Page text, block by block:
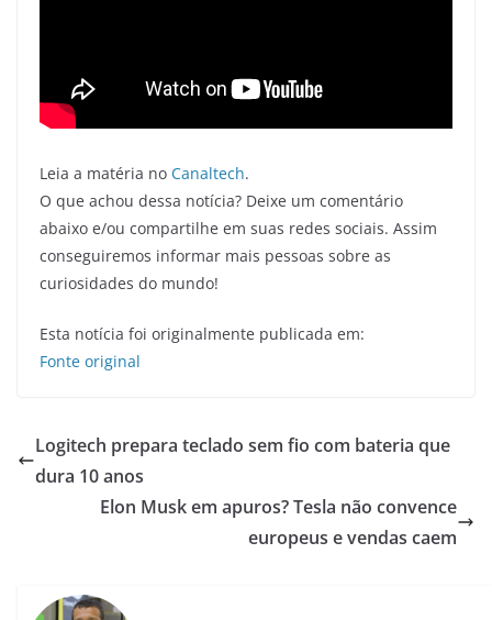
Leia a matéria no Canaltech.
O que achou dessa notícia? Deixe um comentário
abaixo e/ou compartilhe em suas redes sociais. Assim
conseguiremos informar mais pessoas sobre as
curiosidades do mundo!
Esta notícia foi originalmente publicada em:
Fonte original
Logitech prepara teclado sem fio com bateria que
dura 10 anos
Elon Musk em apuros? Tesla não convence
europeus e vendas caem